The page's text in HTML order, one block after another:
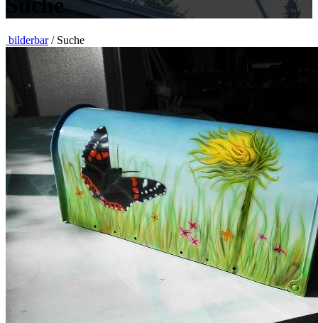
Suche
bilderbar/ Suche